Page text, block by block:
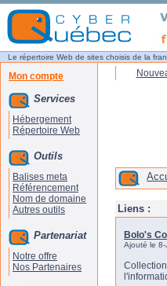
Le répertoire Web de sites choisis de la
Mon compte
Services
Hébergement
Répertoire Web
Outils
Balises meta
Référencement
Nom de domaine
Autres outils
Partenariat
Notre offre
Nos Partenaires
Liens :
Bolo's
Ajouté le 8-